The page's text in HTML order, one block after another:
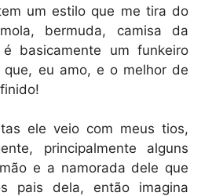
um estilo que me tira do
bermuda, camisa da
basicamente um funkeiro
eu amo, e o melhor de
ele veio com meus tios,
principalmente alguns
e a namorada dele que
pais dela, então imagina